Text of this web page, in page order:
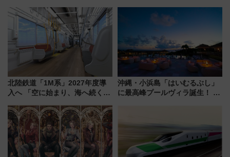
上級会員資格を効率よく獲得す
る方法を解説
杯……工場直送生ビールや島グ
北陸鉄道「1M系」2027年度導
入へ 「空に始まり、海へ続く」
神秘的なデザイン
沖縄・小浜島「はいむるぶし」
に最高峰プールヴィラ誕生！ 石
してみない？